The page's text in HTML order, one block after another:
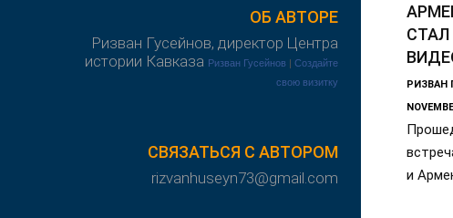
ОБ АВТОРЕ
Ризван Гусейнов, директор Центра
истории Кавказа Ризван Гусейнов | Создайте
свою визитку
СВЯЗАТЬСЯ С АВТОРОМ
rizvanhuseyn73@gmail.com
РИЗВАН
и